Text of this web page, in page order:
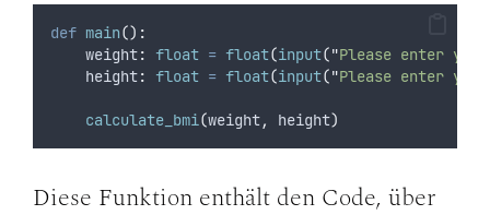
def main():
    weight
: float = float(input("Please enter
    height
: float = float(input("Please enter
calculate_bmi(weight, height)
Diese Funktion enthält den Code, über